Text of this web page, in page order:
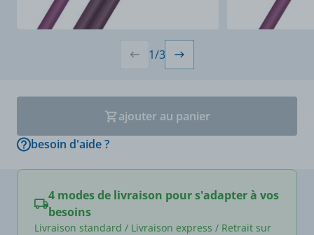
1/3
ajouter au panier
besoin d'aide ?
4 modes de livraison pour s'adapter à vos
besoins
Livraison standard / Livraison express / Retrait sur